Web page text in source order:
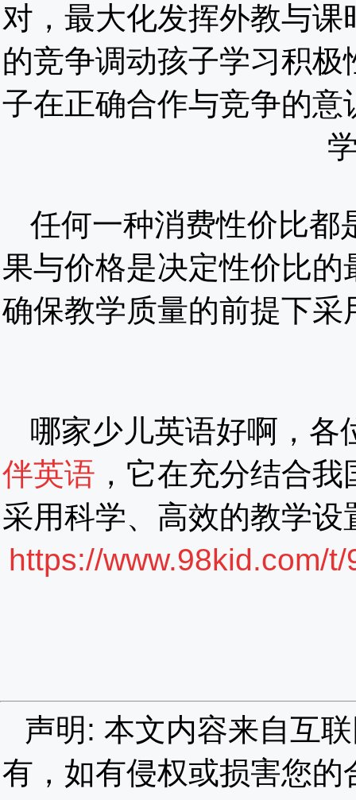
对，最大化发挥外教与
的竞争调动孩子学习积
子在正确合作与竞争的
任何一种消费性价比都
果与价格是决定性价比
确保教学质量的前提下
哪家少儿英语好啊，各
伴英语 ，它在充分结合
采用科学、高效的教学
https://www.98kid.com/
声明: 本文内容来自互
有，如有侵权或损害您